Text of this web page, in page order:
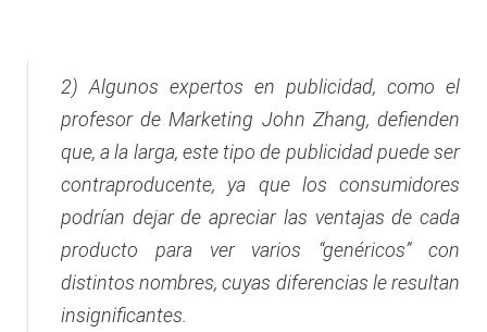
2) Algunos expertos en publicidad, como el
profesor de Marketing John Zhang, defienden
que, a la larga, este tipo de publicidad puede ser
contraproducente, ya que los consumidores
podrían dejar de apreciar las ventajas de cada
producto para ver varios “genéricos” con
distintos nombres, cuyas diferencias le resultan
insignificantes.